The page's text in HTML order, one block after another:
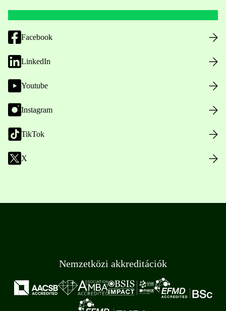
Facebook
LinkedIn
Youtube
Instagram
TikTok
X
Nemzetközi akkreditációk